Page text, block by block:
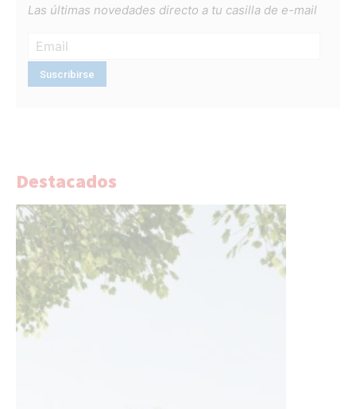
Las últimas novedades directo a tu casilla de e-mail
Destacados